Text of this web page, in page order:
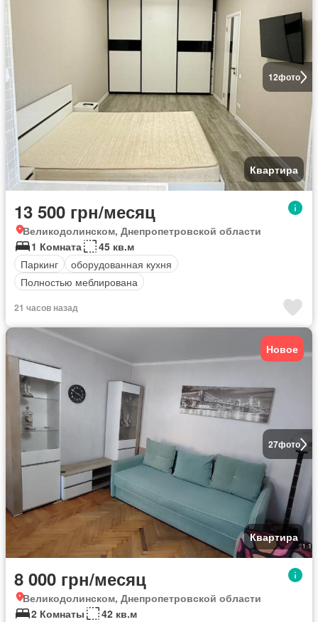
12фото
Квартира
13 500 грн/месяц
Великодолинском, Днепропетровской области
1 Комната
45 кв.м
Паркинг
оборудованная кухня
Полностью меблирована
21 часов назад
27фото
Новое
Квартира
8 000 грн/месяц
Великодолинском, Днепропетровской области
2 Комнаты
42 кв.м